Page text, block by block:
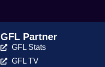
GFL Partner
GFL Stats
GFL TV